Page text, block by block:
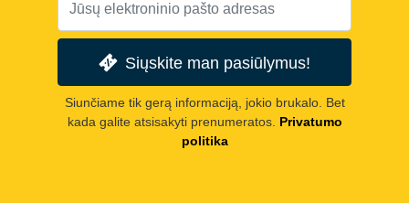
Siųskite man pasiūlymus!
Siunčiame tik gerą informaciją, jokio brukalo. Bet
kada galite atsisakyti prenumeratos. Privatumo
politika